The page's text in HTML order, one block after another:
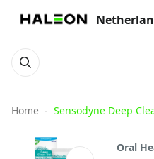
Home Sensodyne Deep
Oral